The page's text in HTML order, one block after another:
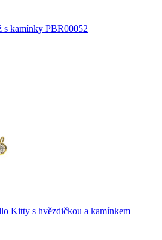
s kamínky PBR00052
Kitty s hvězdičkou a kamínkem